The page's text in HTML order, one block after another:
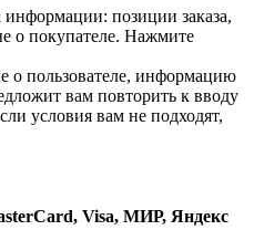
информации: позиции заказа,
о покупателе. Нажмите
о пользователе, информацию
вам повторить к вводу
условия вам не подходят,
Visa, МИР, Яндекс